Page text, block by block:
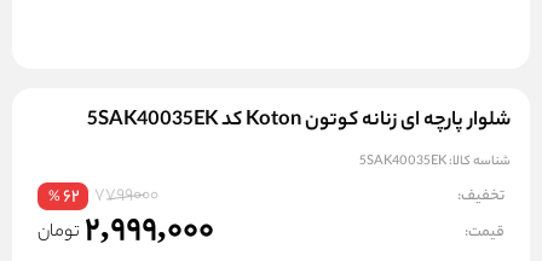
شلوار پارچه ای زنانه کوتون Koton کد 5SAK40035EK
شناسه کالا:5SAK40035EK
تخفیف: 7799000
62
%
قیمت: 2,999,000 تومان